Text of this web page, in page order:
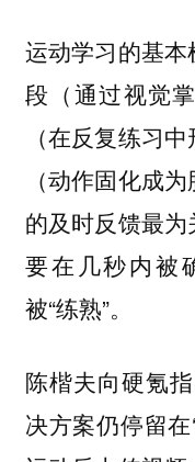
运动学习的基
段（通过视觉
（在反复练习
（动作固化成
的及时反馈最
要在几秒内被
被“练熟”。
陈楷夫向硬氪
决方案仍停留